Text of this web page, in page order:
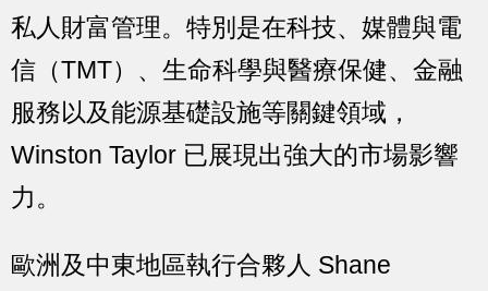
私人財富管理。特別是在科技、媒體與電
信（TMT）、生命科學與醫療保健、金融
服務以及能源基礎設施等關鍵領域，
Winston Taylor 已展現出強大的市場影響
力。
歐洲及中東地區執行合夥人 Shane